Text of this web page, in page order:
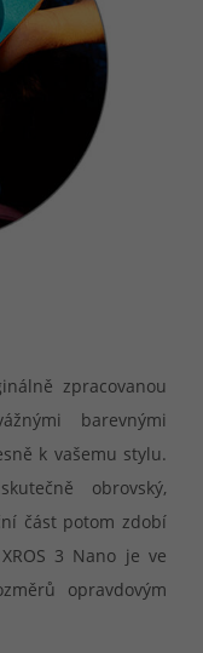
zpracovanou
barevnými
k vašemu stylu.
obrovský,
část potom zdobí
3 Nano je ve
opravdovým